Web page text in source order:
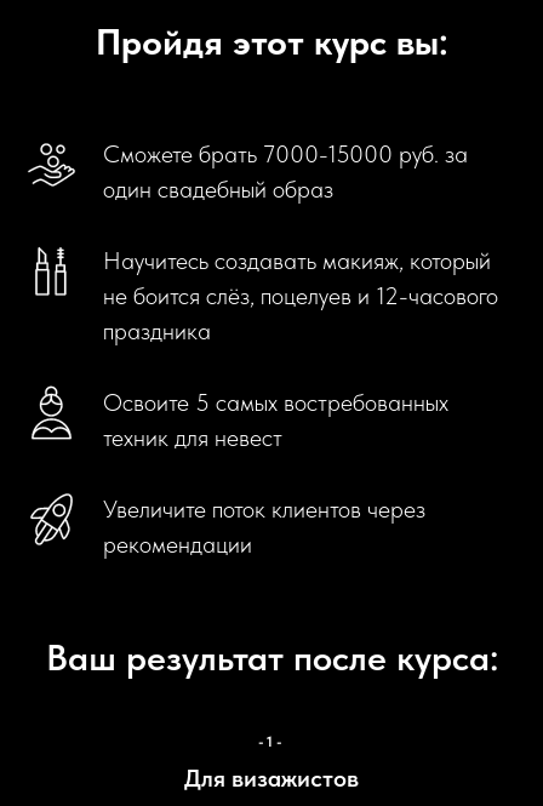
Пройдя этот курс вы:
Сможете брать 7000-15000 руб. за
один свадебный образ
Научитесь создавать макияж, который
не боится слёз, поцелуев и 12-часового
праздника
Освоите 5 самых востребованных
техник для невест
Увеличите поток клиентов через
рекомендации
Ваш результат после курса:
-1-
Для визажистов